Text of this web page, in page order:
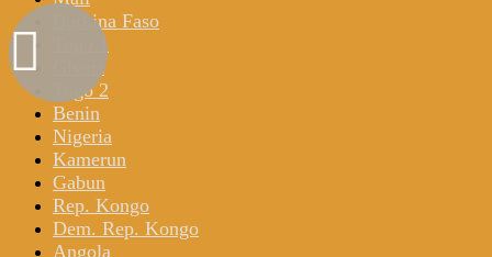
Burkina Faso
Togo 1
Ghana
Togo 2
Benin
Nigeria
Kamerun
Gabun
Rep. Kongo
Dem. Rep. Kongo
Angola